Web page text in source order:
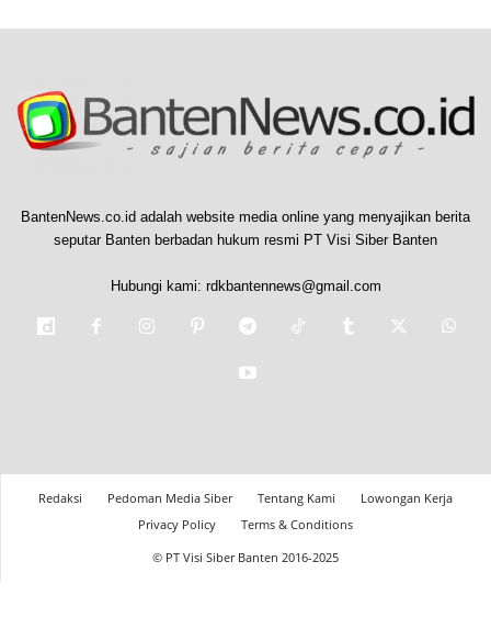
BantenNews.co.id adalah website media online yang menyajikan berita
seputar Banten berbadan hukum resmi PT Visi Siber Banten
Hubungi kami: rdkbantennews@gmail.com
Redaksi Pedoman Media Siber Tentang Kami
Lowongan Kerja
Privacy Policy
Terms & Conditions
© PT Visi Siber Banten 2016-2025